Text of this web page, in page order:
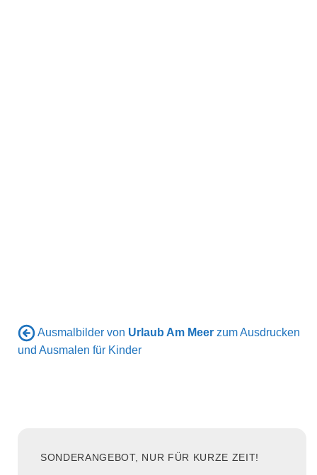
Ausmalbilder von Urlaub Am Meer zum Ausdrucken
und Ausmalen für Kinder
SONDERANGEBOT, NUR FÜR KURZE ZEIT!